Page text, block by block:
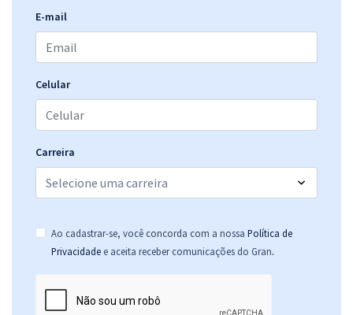
E-mail
Celular
Carreira
Ao cadastrar-se, você concorda com a nossa Política de
Privacidade e aceita receber comunicações do Gran.